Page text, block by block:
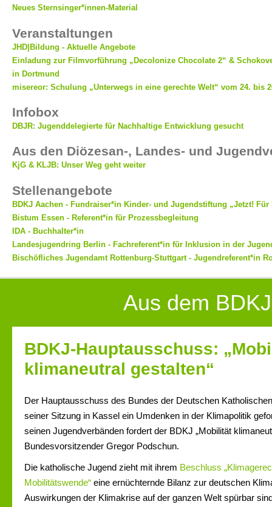
Neues Sternsinger*innen-Material
Veranstaltungen
JHD|Bildung - Aktuelle Angebote
Einladung zur Filmvorführung „Decolonize Chocolate 2“ &
in Dortmund
misereor: Schulung „Unterwegs in eine gerechte Welt“ vom 24. bis
Infobox
DBJR: Jugenddelegierte für Nachhaltige Entwicklung gesucht
Aus den Diözesan-, Landes- und
KjG & KLJB: Unser Weg geht weiter
Stellenangebote
BDKJ Aachen - Fundraiser*in Kinder- und Jugendstiftung „Jetzt! Für
Bistum Essen - Referent*in für Prozessbegleitung
IDA - Buchhalter*in
Landesjugendring Berlin - Fachreferent*in für Inklusion in der
Bischöfliches Jugendamt Rottenburg-Stuttgart - Jugendreferent*in
Aus dem BDKJ
BDKJ-Hauptausschuss:
klimaneutral gestalten“
Der Hauptausschuss des Bundes der Deutschen
seiner Sitzung in Kassel ein Umdenken in der Klimapolitik
seinen Jugendverbänden fordert der BDKJ „Mobilität
Bundesvorsitzender Gregor Podschun.
Die katholische Jugend zieht mit ihrem Beschluss
Mobilitätswende“ eine ernüchternde Bilanz zur deutschen
Auswirkungen der Klimakrise auf der ganzen Welt spürbar